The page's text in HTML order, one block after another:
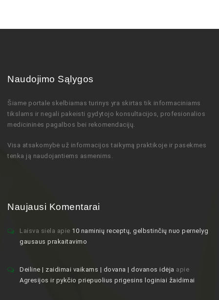
Naudojimo Sąlygos
Šiame portale skelbiamas turinys yra skirtas tik informaciniams
tikslams ir negali pakeisti gydytojo konsultacijos, profesionalios
medicininės pagalbos bei rekomendacijų.
Visa atsakomybė už informacijos taikymą praktikoje ir pasekmes
tenka ją naudojantiems asmenims.
Naujausi Komentarai
Laisva siela apie 10 naminių receptų, gelbstinčių nuo pernelyg
gausaus prakaitavimo
Deiline | zaidimai vaikams | dovana | dovanos idėja apie
Agresijos ir pykčio priepuolius prigesins loginiai žaidimai